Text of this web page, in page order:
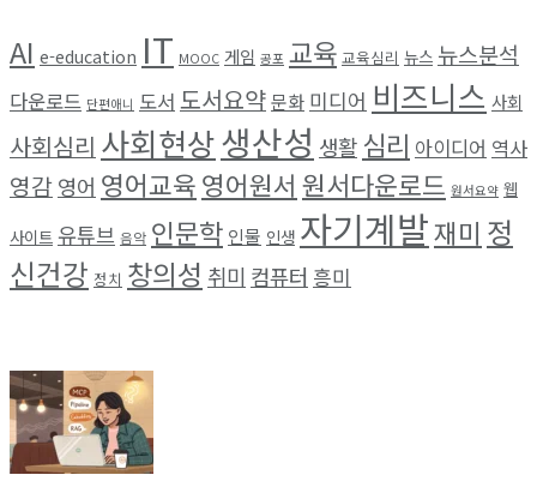
AI e-education IT MOOC 게임 공포 교육 교육심리 뉴스 뉴스분석
다운로드 단편애니 도서 도서요약문화 미디어 비즈니스 사회
사회심리 사회현상생산성 생활 심리 아이디어 역사
영감영어 영어교육영어원서 원서다운로드 원서요약 웹
사이트 유튜브 음악 인문학 인물 인생 자기계발재미 정
신건강 정치 창의성 취미 컴퓨터 흥미